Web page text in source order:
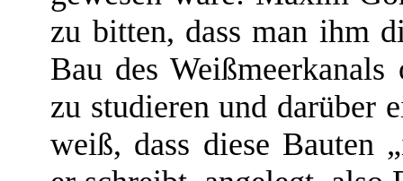
zu bitten, dass man ihm
Bau des
zu studieren und darüber
weiß, dass diese Bauten